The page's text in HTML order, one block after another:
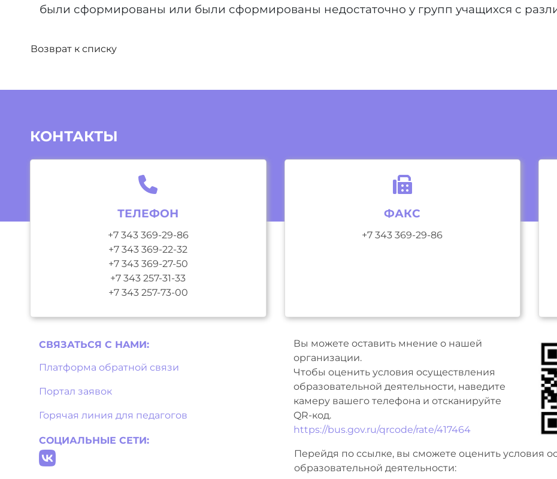
были сформированы или были сформированы недостаточно у групп учащихся с
Возврат к списку
КОНТАКТЫ
ТЕЛЕФОН
+7 343 369-29-86
+7 343 369-22-32
+7 343 369-27-50
+7 343 257-31-33
+7 343 257-73-00
ФАКС
+7 343 369-29-86
СВЯЗАТЬСЯ С НAМИ:
Платформа обратной связи
Портал заявок
Горячая линия для педагогов
СОЦИАЛЬНЫЕ СЕТИ:
Вы можете оставить мнение о нашей
организации.
Чтобы оценить условия осуществления
образовательной деятельности, наведите
камеру вашего телефона и отсканируйте
QR-код.
https://bus.gov.ru/qrcode/rate/417464
Перейдя по ссылке, вы сможете оценить условия
образовательной деятельности: